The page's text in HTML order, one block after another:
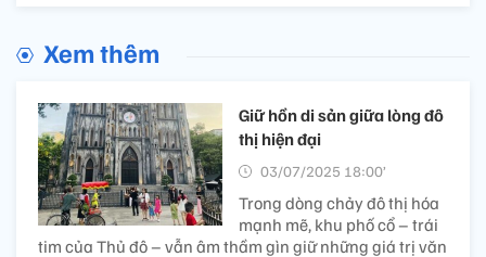
Xem thêm
Giữ hồn di sản giữa lòng đô
thị hiện đại
03/07/2025 18:00’
Trong dòng chảy đô thị hóa
mạnh mẽ, khu phố cổ – trái
tim của Thủ đô – vẫn âm thầm gìn giữ những giá trị văn